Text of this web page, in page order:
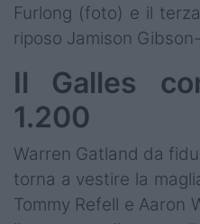
Furlong (foto) e il
riposo Jamison
Il Galles
1.200
Warren Gatland da
torna a vestire la
Tommy Refell e Aaron